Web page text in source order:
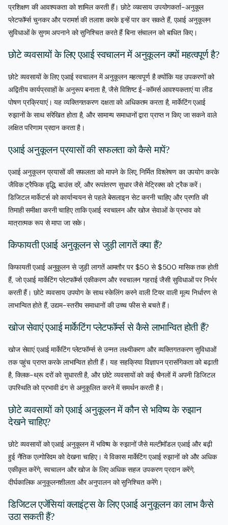
प्रशिक्षण की आवश्यकता को शामिल करती हैं। छोटे व्यवसाय उपयोगकर्ता-अनुकूल
प्लेटफॉर्म्स चुनकर और परामर्श की तलाश करके इन्हें पार कर सकते हैं, एआई अनुकूलन
सुविधाओं के सुगम अपनाने को सुनिश्चित करते हैं बिना संचालन को बाधित किए।
छोटे व्यवसायों के लिए एआई स्वचालन में अनुकूलन क्यों महत्वपूर्ण है?
छोटे व्यवसायों के लिए एआई स्वचालन में अनुकूलन महत्वपूर्ण है क्योंकि यह उपकरणों को
अद्वितीय कार्यप्रवाहों के अनुरूप बनाता है, जैसे विशिष्ट ई-कॉमर्स आवश्यकताएं या लीड
पोषण प्रक्रियाएं। यह व्यक्तिगतकरण दक्षता को अधिकतम करता है, मार्केटिंग एआई
रुझानों के साथ संरेखित होता है, और सामान्य समाधानों द्वारा प्राप्त न किए जा सकने वाले
लक्षित परिणाम प्रदान करता है।
एआई अनुकूलन प्रयासों की सफलता को कैसे मापें?
एआई अनुकूलन प्रयासों की सफलता को मापने के लिए, निर्मित विश्लेषण का उपयोग करके
जैविक ट्रैफिक वृद्धि, बाउंस दरें, और रूपांतरण सुधार जैसे मेट्रिक्स को ट्रैक करें।
डिजिटल मार्केटर्स को कार्यान्वयन से पहले बेसलाइन सेट करनी चाहिए और प्रगति की
तिमाही समीक्षा करनी चाहिए ताकि एआई स्वचालन और खोज सेवाओं के प्रभाव को
मात्रात्मक रूप से मापा जा सके।
किफायती एआई अनुकूलन से जुड़ी लागतें क्या हैं?
किफायती एआई अनुकूलन से जुड़ी लागतें आमतौर पर $50 से $500 मासिक तक होती
हैं, जो एआई मार्केटिंग प्लेटफॉर्म्स एकीकरण और स्वचालन गहराई जैसी सुविधाओं पर निर्भर
करती हैं। छोटे व्यवसाय उपयोग के साथ स्केलिंग करने वाली टियर वाली मूल्य निर्धारण से
लाभान्वित होते हैं, उद्यम-स्तरीय समाधानों की उच्च फीस से बचते हैं।
खोज सेवाएं एआई मार्केटिंग प्लेटफॉर्म्स से कैसे लाभान्वित होती हैं?
खोज सेवाएं एआई मार्केटिंग प्लेटफॉर्म्स से उन्नत लक्ष्यीकरण और व्यक्तिगतकरण सुविधाओं
तक पहुंच प्राप्त करके लाभान्वित होती हैं। यह सहक्रिया विज्ञापन प्रासंगिकता को बढ़ाती
है, क्लिक-थ्रू दरों को सुधारती है, और छोटे व्यवसायों को कई चैनलों में अपनी डिजिटल
उपस्थिति को प्रभावी ढंग से अनुकूलित करने में समर्थन करती है।
छोटे व्यवसायों को एआई अनुकूलन में कौन से भविष्य के रुझान
देखने चाहिए?
छोटे व्यवसायों को एआई अनुकूलन में भविष्य के रुझानों जैसे मल्टीमॉडल एआई और बढ़ी
हुई नैतिक एल्गोरिदम को देखना चाहिए। ये विकास मार्केटिंग एआई रुझानों को और अधिक
एकीकृत करेंगे, स्वचालन और खोज के लिए अधिक सहज उपकरण प्रदान करेंगे,
दीर्घकालिक अनुकूलनशीलता और अनुपालन को सुनिश्चित करेंगे।
डिजिटल एजेंसियां क्लाइंट्स के लिए एआई अनुकूलन का लाभ कैसे
उठा सकती हैं?